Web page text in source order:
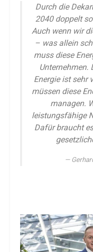
Durch die
2040 doppelt
Auch wenn wir
– was allein
muss diese
Unternehmen.
Energie ist sehr
müssen diese
managen.
leistungsfähige
Dafür braucht